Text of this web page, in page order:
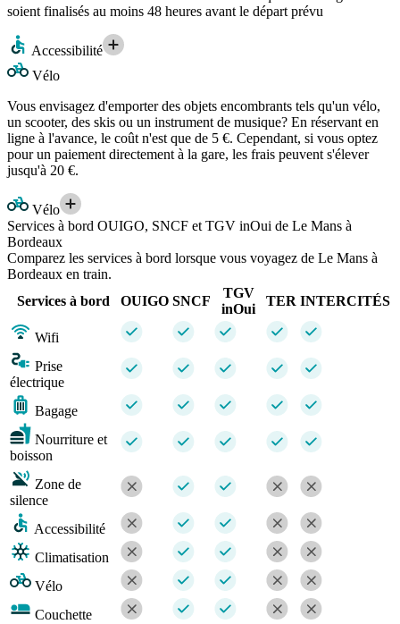
soient finalisés au moins 48 heures avant le départ prévu
Accessibilité
Vélo
Vous envisagez d'emporter des objets encombrants tels qu'un vélo,
un scooter, des skis ou un instrument de musique? En réservant en
ligne à l'avance, le coût n'est que de 5 €. Cependant, si vous optez
pour un paiement directement à la gare, les frais peuvent s'élever
jusqu'à 20 €.
Vélo
Services à bord OUIGO, SNCF et TGV inOui de Le Mans à
Bordeaux
Comparez les services à bord lorsque vous voyagez de Le Mans à
Bordeaux en train.
Services à bord
OUIGO SNCF
TGV
inOui
TER INTERCITÉS
Wifi
Prise
électrique
Bagage
Nourriture et
boisson
Zone de
silence
Accessibilité
Climatisation
Vélo
Couchette